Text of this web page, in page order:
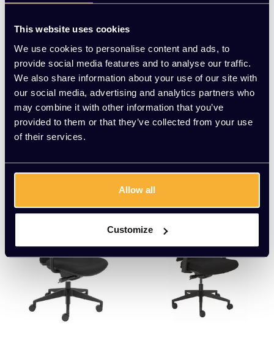
This website uses cookies
We use cookies to personalise content and ads, to
provide social media features and to analyse our traffic.
We also share information about your use of our site with
our social media, advertising and analytics partners who
may combine it with other information that you’ve
provided to them or that they’ve collected from your use
of their services.
Allow all
Customize
Elektrisch Duo Bureau
KT Business (huur)
EUR 71,00 Excl. btw
(per maand)
(85,91 Incl. btw)
EUR 426,00 Excl. btw
(6 maanden)
EUR 17,00 Excl. btw
(per maand)
(20,57 Incl. btw)
EUR 102,00 Excl. btw